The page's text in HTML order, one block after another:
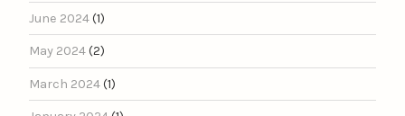
June 2024(1)
May 2024(2)
March 2024(1)